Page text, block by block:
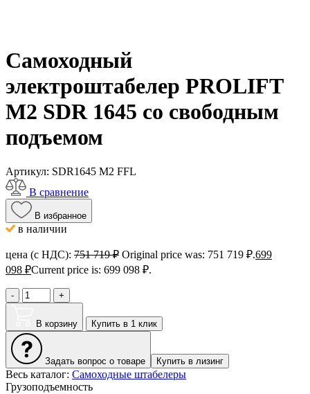
Самоходный
электроштабелер PROLIFT
M2 SDR 1645 со свободным
подъемом
Артикул: SDR1645 M2 FFL
В сравнение
В избранное
в наличии
цена (с НДС): 751 719₽ Original price was: 751 719 ₽.699
098 ₽Current price is: 699 098 ₽.
- +
В корзину Купить в 1 клик
Задать вопрос о товаре Купить в лизинг
Весь каталог: Самоходные штабелеры
Грузоподъемность